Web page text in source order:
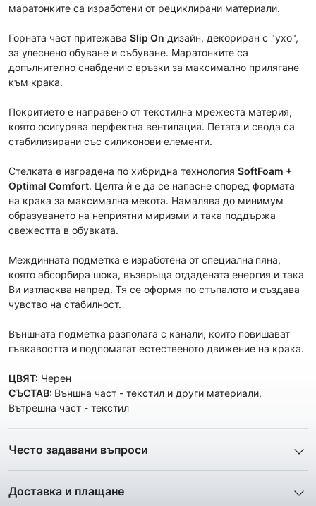
маратонките са изработени от рециклирани материали.
Горната част притежава Slip On дизайн, декориран с "ухо",
за улеснено обуване и събуване. Маратонките са
допълнително снабдени с връзки за максимално прилягане
към крака.
Покритието е направено от текстилна мрежеста материя,
която осигурява перфектна вентилация. Петата и свода са
стабилизирани със силиконови елементи.
Стелката е изградена по хибридна технология SoftFoam +
Optimal Comfort. Целта ѝ е да се напасне според формата
на крака за максимална мекота. Намалява до минимум
образуването на неприятни миризми и така поддържа
свежестта в обувката.
Междинната подметка е изработена от специална пяна,
която абсорбира шока, възвръща отдадената енергия и така
Ви изтласква напред. Тя се оформя по стъпалото и създава
чувство на стабилност.
Външната подметка разполагa с канали, които повишават
гъвкавостта и подпомагат естественото движение на крака.
ЦВЯТ: Черен
СЪСТАВ: Външна част - текстил и други материали,
Вътрешна част - текстил
Често задавани въпроси
ще получа?
Доставка и плащане